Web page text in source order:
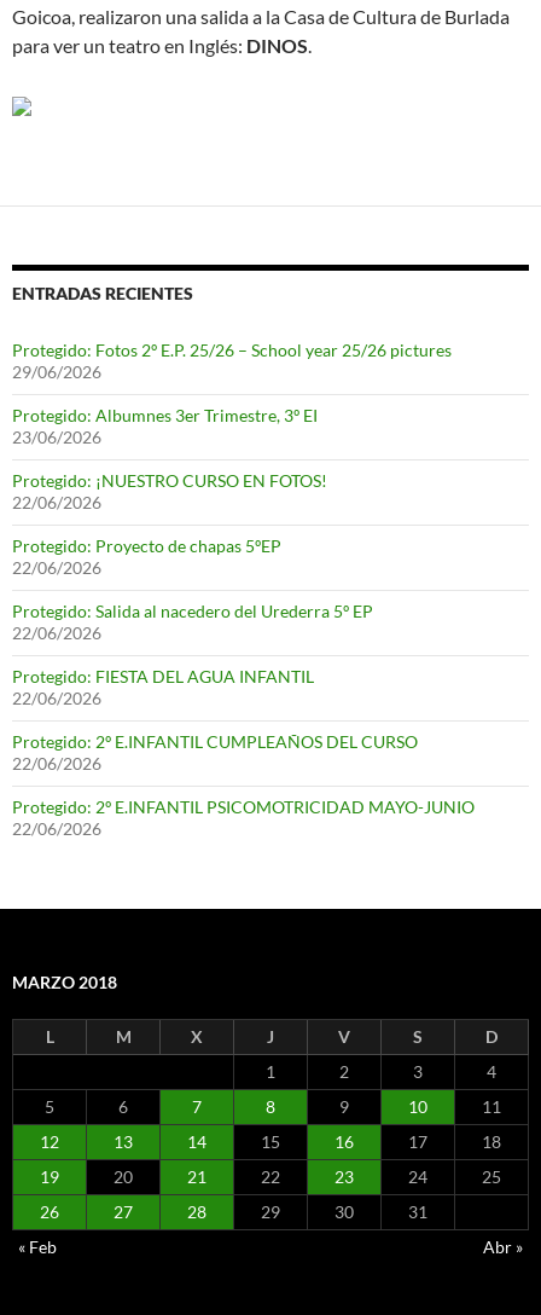
Goicoa, realizaron una salida a la Casa de Cultura de Burlada
para ver un teatro en Inglés: DINOS.
ENTRADAS RECIENTES
Protegido: Fotos 2º E.P. 25/26 – School year 25/26 pictures
29/06/2026
Protegido: Albumnes 3er Trimestre, 3º EI
23/06/2026
Protegido: ¡NUESTRO CURSO EN FOTOS!
22/06/2026
Protegido: Proyecto de chapas 5ºEP
22/06/2026
Protegido: Salida al nacedero del Urederra 5º EP
22/06/2026
Protegido: FIESTA DEL AGUA INFANTIL
22/06/2026
Protegido: 2º E.INFANTIL CUMPLEAÑOS DEL CURSO
22/06/2026
Protegido: 2º E.INFANTIL PSICOMOTRICIDAD MAYO-JUNIO
22/06/2026
MARZO 2018
L M X J V S
D
1
2 3
4
5
6 7 8 9 10
11
12
13 14 15 16 17
18
19
20 21 22 23 24
25
26
27 28 29 30
31
« Feb
Abr »